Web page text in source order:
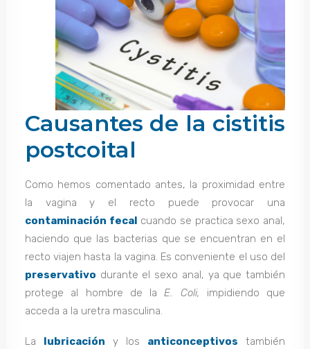
Causantes de la cistitis
postcoital
Como hemos comentado antes, la proximidad entre
la vagina y el recto puede provocar una
contaminación fecal cuando se practica sexo anal,
haciendo que las bacterias que se encuentran en el
recto viajen hasta la vagina. Es conveniente el uso del
preservativo durante el sexo anal, ya que también
protege al hombre de laE. Coli, impidiendo que
acceda a la uretra masculina.
La lubricación y los anticonceptivos también